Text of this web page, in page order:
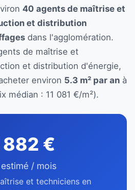
40 agents de maîtrise et
et distribution
dans l'agglomération.
de maîtrise et
et distribution d'énergie,
environ 5.3 m² par an à
médian : 11 081 €/m²).
€
/ mois
et techniciens en